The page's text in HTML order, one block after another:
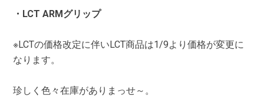
・LCT ARMグリップ
※LCTの価格改定に伴いLCT商品は1/9より価格が変更に
なります。
珍しく色々在庫がありまっせ～。